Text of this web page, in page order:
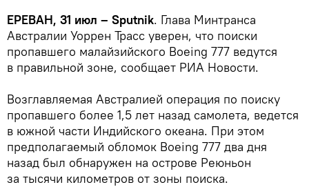
ЕРЕВАН, 31 июл – Sputnik. Глава Минтранса
Австралии Уоррен Трасс уверен, что поиски
пропавшего малайзийского Boeing 777 ведутся
в правильной зоне, сообщает РИА Новости.
Возглавляемая Австралией операция по поиску
пропавшего более 1,5 лет назад самолета, ведется
в южной части Индийского океана. При этом
предполагаемый обломок Boeing 777 два дня
назад был обнаружен на острове Реюньон
за тысячи километров от зоны поиска.